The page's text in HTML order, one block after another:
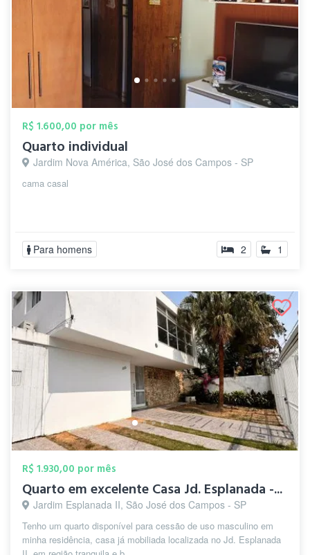
R$ 1.600,00 por mês
Quarto individual
Jardim Nova América, São José dos Campos - SP
cama casal
Para homens 2 1
R$ 1.930,00 por mês
Quarto em excelente Casa Jd. Esplanada -...
Jardim Esplanada II, São José dos Campos - SP
Tenho um quarto disponível para cessão de uso masculino em
minha residência, casa já mobiliada localizada no Jd. Esplanada